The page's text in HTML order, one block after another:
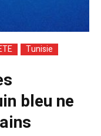
Tunisie
bleu ne